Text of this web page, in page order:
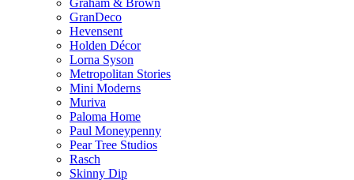
Graham & Brown
GranDeco
Hevensent
Holden Décor
Lorna Syson
Metropolitan Stories
Mini Moderns
Muriva
Paloma Home
Paul Moneypenny
Pear Tree Studios
Rasch
Skinny Dip